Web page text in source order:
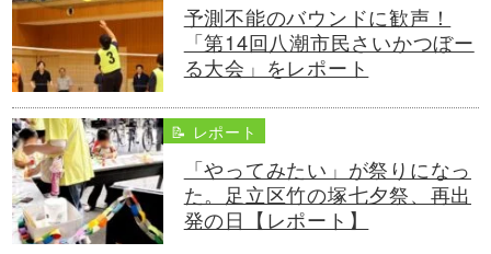
予測不能のバウンドに歓声！
「第14回八潮市民さいかつぼー
る大会」をレポート
📝 レポート
「やってみたい」が祭りになっ
た。足立区竹の塚七夕祭、再出
発の日【レポート】